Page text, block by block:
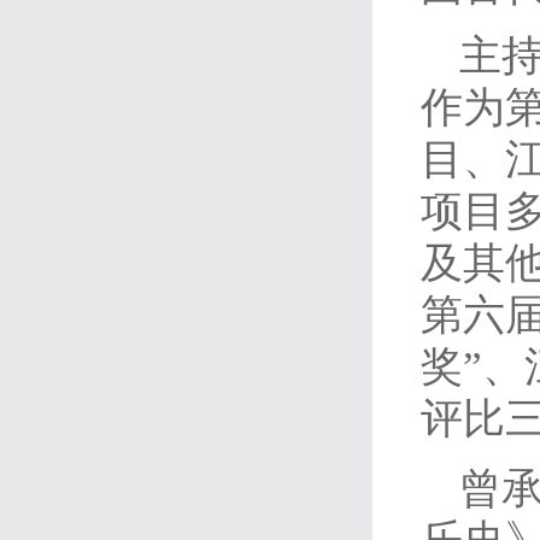
主
作为
目、
项目
及其
第六
奖”、
评比
曾